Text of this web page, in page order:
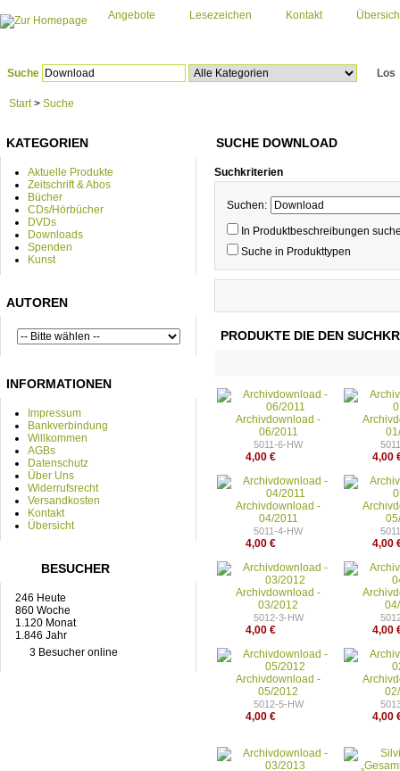
Angebote Lesezeichen Kontakt
Suche Los
Start> Suche
KATEGORIEN
Aktuelle Produkte
Zeitschrift & Abos
Bücher
CDs/Hörbücher
DVDs
Downloads
Spenden
Kunst
AUTOREN
INFORMATIONEN
Impressum
Bankverbindung
Willkommen
AGBs
Datenschutz
Über Uns
Widerrufsrecht
Versandkosten
Kontakt
Übersicht
BESUCHER
246 Heute
860 Woche
1.120 Monat
1.846 Jahr
3 Besucher online
SUCHE DOWNLOAD
Suchkriterien
Suchen:
In Produktbeschreibungen
Suche in Produkttypen
PRODUKTE DIE DEN
Archivdownload -
06/2011
5011-6-HW
4,00 € 4,00
Archivdownload -
04/2011
5011-4-HW
4,00 € 4,00
Archivdownload -
03/2012
5012-3-HW
4,00 € 4,00
Archivdownload -
05/2012
5012-5-HW
4,00 € 4,00